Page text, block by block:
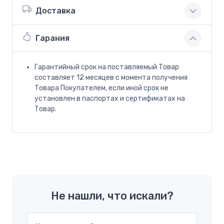
Доставка
Гарания
Гарантийный срок на поставляемый Товар
составляет 12 месяцев с момента получения
Товара Покупателем, если иной срок не
установлен в паспортах и сертификатах на
Товар.
Не нашли, что искали?